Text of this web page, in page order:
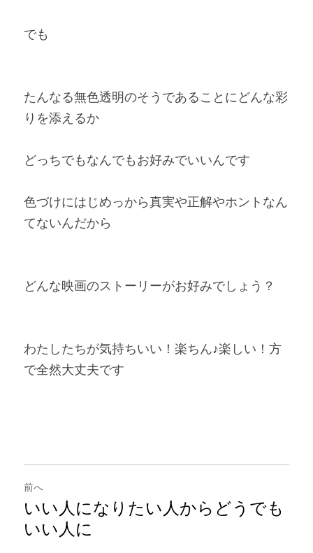
でも
たんなる無色透明のそうであることにどんな彩
りを添えるか
どっちでもなんでもお好みでいいんです
色づけにはじめっから真実や正解やホントなん
てないんだから
どんな映画のストーリーがお好みでしょう？
わたしたちが気持ちいい！楽ちん♪楽しい！方
で全然大丈夫です
前へ
いい人になりたい人からどうでも
いい人に